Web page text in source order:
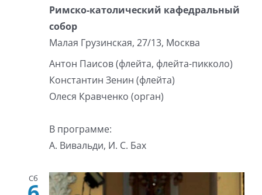
Римско-католический кафедральный
собор
Малая Грузинская, 27/13, Москва
Антон Паисов (флейта, флейта-пикколо)
Константин Зенин (флейта)
Олеся Кравченко (орган)
В программе:
А. Вивальди, И. С. Бах
Сб